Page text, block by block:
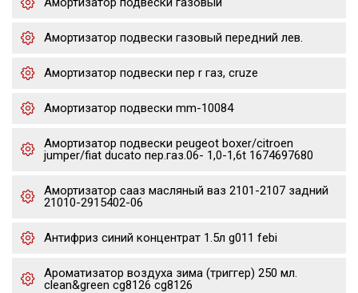
Амортизатор подвески газовый передний лев.
Амортизатор подвески пер r газ, cruze
Амортизатор подвески mm-10084
Амортизатор подвески peugeot boxer/citroen
jumper/fiat ducato пер.газ.06- 1,0-1,6t 1674697680
Амортизатор сааз масляный ваз 2101-2107 задний
21010-2915402-06
Антифриз синий концентрат 1.5л g011 febi
Ароматизатор воздуха зима (триггер) 250 мл.
clean&green cg8126 cg8126